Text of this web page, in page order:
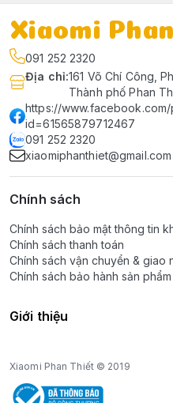
Xiaomi
091 252 2320
Địa chỉ:161 Võ Chí Công,
Thành phố Phan
https://
id=61565879712467
091 252 2320
xiaomiphanthiet@gmail.com
Chính sách
Chính sách bảo mật thông tin
Chính sách thanh toán
Chính sách vận chuyển & giao
Chính sách bảo hành sản phẩm
Giới thiệu
Xiaomi Phan Thiết © 2019